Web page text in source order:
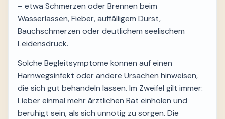
– etwa Schmerzen oder Brennen beim
Wasserlassen, Fieber, auffälligem Durst,
Bauchschmerzen oder deutlichem seelischem
Leidensdruck.
Solche Begleitsymptome können auf einen
Harnwegsinfekt oder andere Ursachen hinweisen,
die sich gut behandeln lassen. Im Zweifel gilt immer:
Lieber einmal mehr ärztlichen Rat einholen und
beruhigt sein, als sich unnötig zu sorgen. Die